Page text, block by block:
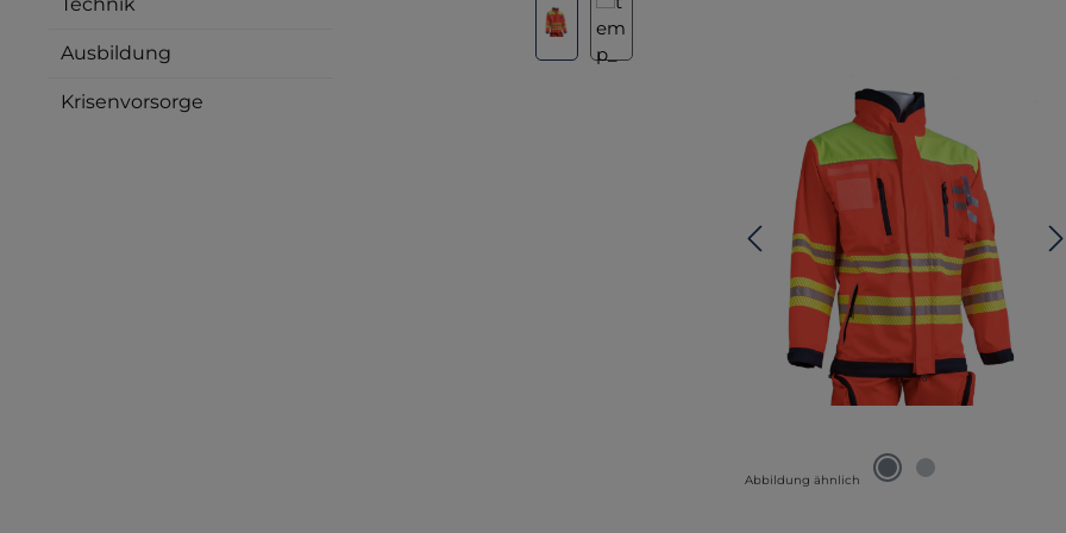
Ausbildung
Krisenvorsorge
Abbildung ähnlich